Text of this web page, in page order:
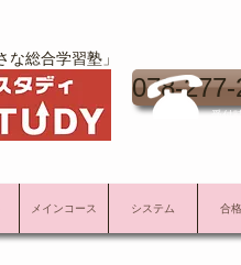
総合学習塾」
078-
受付
メインコース システム 合